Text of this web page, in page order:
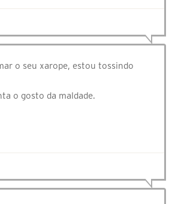
o seu xarope, estou tossindo
o gosto da maldade.